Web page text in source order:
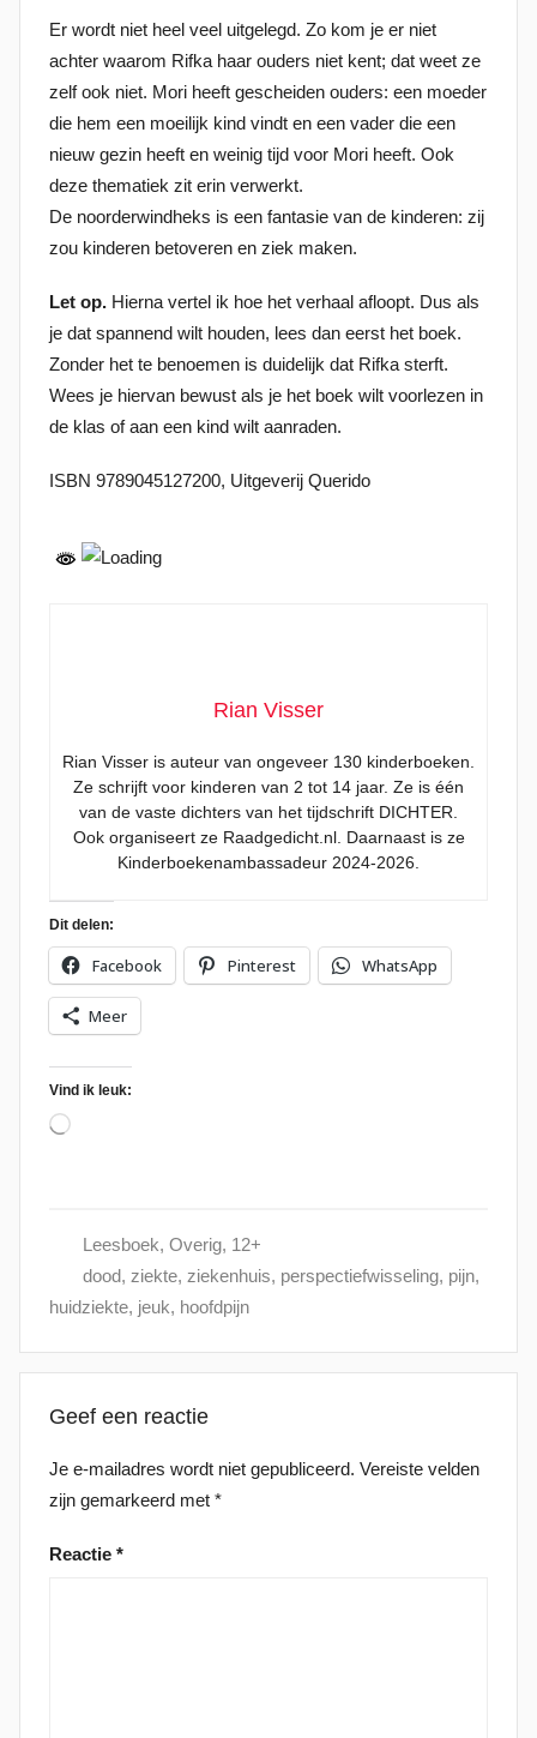
Er wordt niet heel veel uitgelegd. Zo kom je er niet
achter waarom Rifka haar ouders niet kent; dat weet ze
zelf ook niet. Mori heeft gescheiden ouders: een moeder
die hem een moeilijk kind vindt en een vader die een
nieuw gezin heeft en weinig tijd voor Mori heeft. Ook
deze thematiek zit erin verwerkt.
De noorderwindheks is een fantasie van de kinderen: zij
zou kinderen betoveren en ziek maken.
Let op. Hierna vertel ik hoe het verhaal afloopt. Dus als
je dat spannend wilt houden, lees dan eerst het boek.
Zonder het te benoemen is duidelijk dat Rifka sterft.
Wees je hiervan bewust als je het boek wilt voorlezen in
de klas of aan een kind wilt aanraden.
ISBN 9789045127200, Uitgeverij Querido
Rian Visser
Rian Visser is auteur van ongeveer 130 kinderboeken.
Ze schrijft voor kinderen van 2 tot 14 jaar. Ze is één
van de vaste dichters van het tijdschrift DICHTER.
Ook organiseert ze Raadgedicht.nl. Daarnaast is ze
Kinderboekenambassadeur 2024-2026.
Dit delen:
Facebook Pinterest WhatsApp
Meer
Vind ik leuk:
Aan
Leesboek, Overig, 12+
dood, ziekte, ziekenhuis, perspectiefwisseling, pijn,
huidziekte, jeuk, hoofdpijn
Geef een reactie
Je e-mailadres wordt niet gepubliceerd. Vereiste velden
zijn gemarkeerd met *
Reactie *